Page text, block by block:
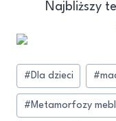
Najbliższy
# Dla dzieci #
# Metamorfozy